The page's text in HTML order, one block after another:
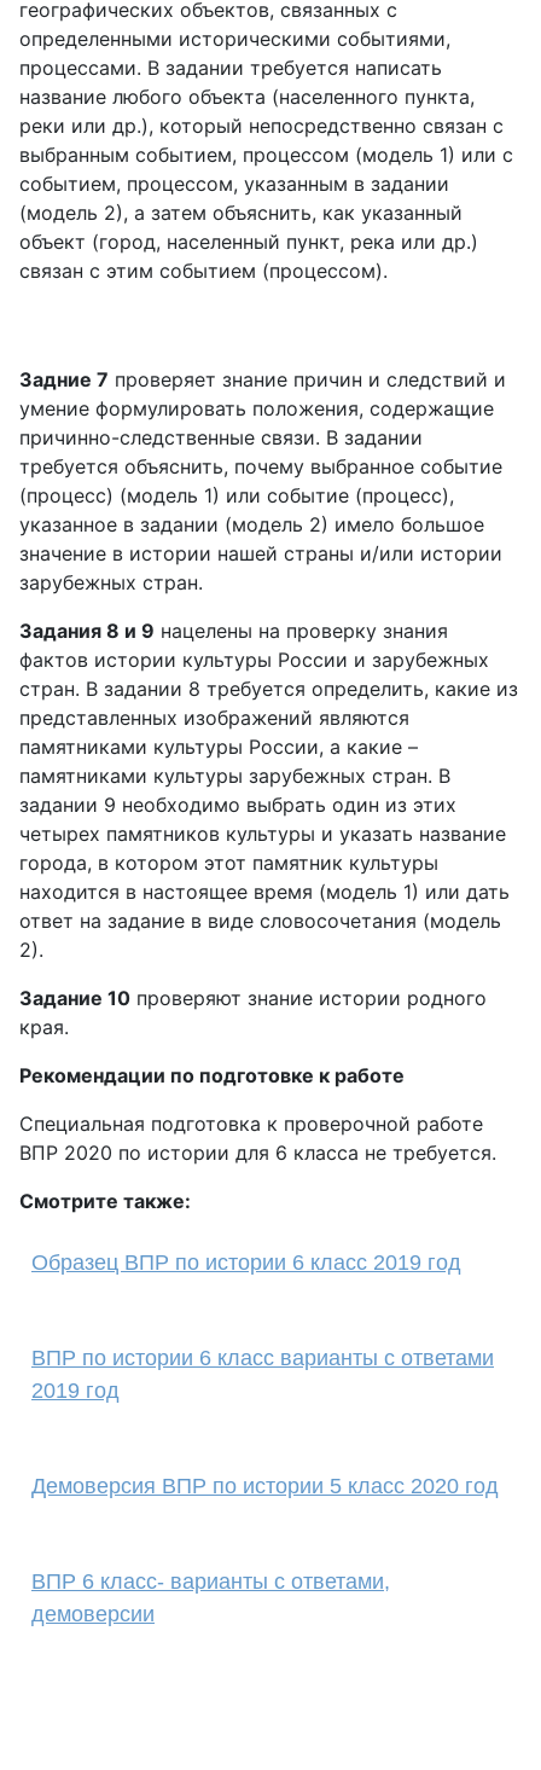
географических объектов, связанных с
определенными историческими событиями,
процессами. В задании требуется написать
название любого объекта (населенного пункта,
реки или др.), который непосредственно связан с
выбранным событием, процессом (модель 1) или с
событием, процессом, указанным в задании
(модель 2), а затем объяснить, как указанный
объект (город, населенный пункт, река или др.)
связан с этим событием (процессом).
Задние 7 проверяет знание причин и следствий и
умение формулировать положения, содержащие
причинно-следственные связи. В задании
требуется объяснить, почему выбранное событие
(процесс) (модель 1) или событие (процесс),
указанное в задании (модель 2) имело большое
значение в истории нашей страны и/или истории
зарубежных стран.
Задания 8 и 9 нацелены на проверку знания
фактов истории культуры России и зарубежных
стран. В задании 8 требуется определить, какие из
представленных изображений являются
памятниками культуры России, а какие –
памятниками культуры зарубежных стран. В
задании 9 необходимо выбрать один из этих
четырех памятников культуры и указать название
города, в котором этот памятник культуры
находится в настоящее время (модель 1) или дать
ответ на задание в виде словосочетания (модель
2).
Задание 10 проверяют знание истории родного
края.
Рекомендации по подготовке к работе
Специальная подготовка к проверочной работе
ВПР 2020 по истории для 6 класса не требуется.
Смотрите также:
Образец ВПР по истории 6 класс 2019 год
ВПР по истории 6 класс варианты с ответами
2019 год
Демоверсия ВПР по истории 5 класс 2020 год
ВПР 6 класс- варианты с ответами,
демоверсии